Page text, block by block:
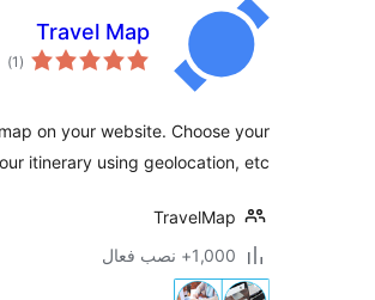
Travel Map
(1
)
on your website. Choose your
itinerary using geolocation, etc.
TravelMap
1,000+ نصب فعال